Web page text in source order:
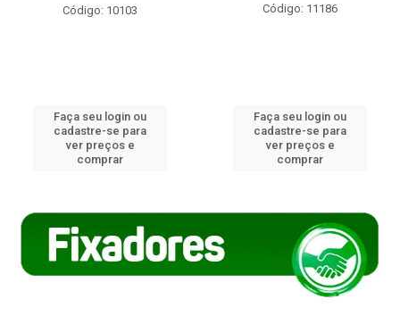
Código: 10103
Faça seu login ou
cadastre-se para
ver preços e
comprar
Código: 11186
Faça seu login ou
cadastre-se para
ver preços e
comprar